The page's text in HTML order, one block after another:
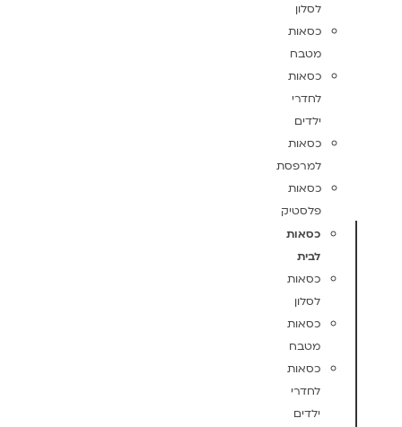
לסלון
כסאות
מטבח
כסאות
לחדרי
ילדים
כסאות
למרפסת
כסאות
פלסטיק
כסאות
לבית
כסאות
לסלון
כסאות
מטבח
כסאות
לחדרי
ילדים